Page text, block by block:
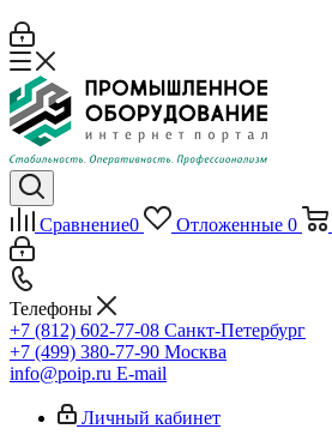
Сравнение0 Отложенные 0
Телефоны
+7 (812) 602-77-08 Санкт-Петербург
+7 (499) 380-77-90 Москва
info@poip.ru E-mail
Личный кабинет